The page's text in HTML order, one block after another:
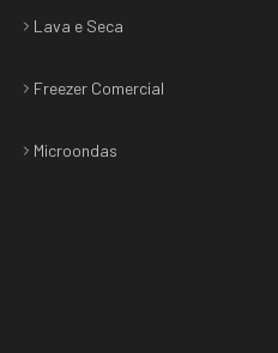
Lava e Seca
Freezer Comercial
Microondas